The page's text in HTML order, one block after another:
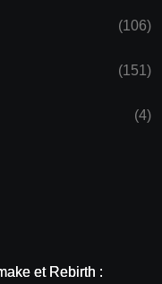
(106)
(151)
(4)
et Rebirth :